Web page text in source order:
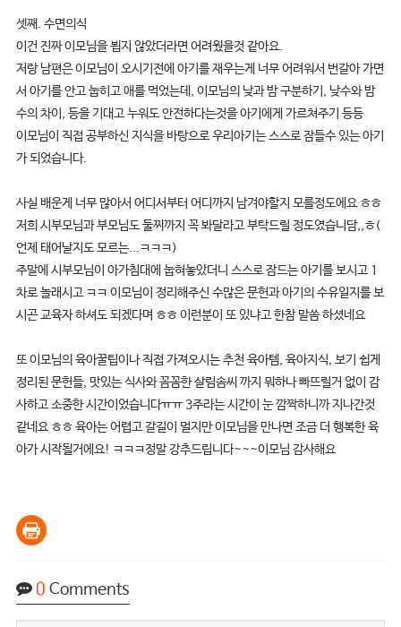
셋째. 수면의식
이건 진짜 이모님을 뵙지 않았더라면 어려웠을것 같아요.
저랑 남편은 이모님이 오시기전에 아기를 재우는게 너무 어려워서 번갈아 가면
서 아기를 안고 눕히고 애를 먹었는데, 이모님의 낮과 밤 구분하기, 낮수와 밤
수의 차이, 등을 기대고 누워도 안전하다는것을 아기에게 가르쳐주기 등등
이모님이 직접 공부하신 지식을 바탕으로 우리아기는 스스로 잠들수 있는 아기
가 되었습니다.
사실 배운게 너무 많아서 어디서부터 어디까지 남겨야할지 모를정도에요 ㅎㅎ
저희 시부모님과 부모님도 둘찌까지 꼭 봐달라고 부탁드릴 정도였습니담,,ㅎ(
언제 태어날지도 모르는...ㅋㅋㅋ)
주말에 시부모님이 아가침대에 눕혀놓았더니 스스로 잠드는 아기를 보시고 1
차로 놀래시고 ㅋㅋ 이모님이 정리해주신 수많은 문헌과 아기의 수유일지를 보
시곤 교육자 하셔도 되겠다며 ㅎㅎ 이런분이 또 있냐고 한참 말씀 하셨네요
또 이모님의 육아꿀팁이나 직접 가져오시는 추천 육아템, 육아지식, 보기 쉽게
정리된 문헌들, 맛있는 식사와 꼼꼼한 살림솜씨 까지 뭐하나 빠뜨릴거 없이 감
사하고 소중한 시간이었습니다ㅠㅠ 3주라는 시간이 눈 깜짝하니까 지나간것
같네요 ㅎㅎ 육아는 어렵고 갈길이 멀지만 이모님을 만나면 조금 더 행복한 육
아가 시작될거에요! ㅋㅋㅋ정말 강추드립니다~~~이모님 감사해요
0 Comments